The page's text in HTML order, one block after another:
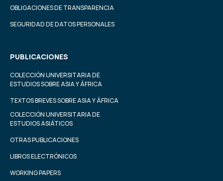
OBLIGACIONES DE TRANSPARENCIA
SEGURIDAD DE DATOS PERSONALES
PUBLICACIONES
COLECCIÓN UNIVERSITARIA DE
ESTUDIOS SOBRE ASIA Y ÁFRICA
TEXTOS BREVES SOBRE ASIA Y ÁFRICA
COLECCIÓN UNIVERSITARIA DE
ESTUDIOS ASIÁTICOS
OTRAS PUBLICACIONES
LIBROS ELECTRÓNICOS
WORKING PAPERS